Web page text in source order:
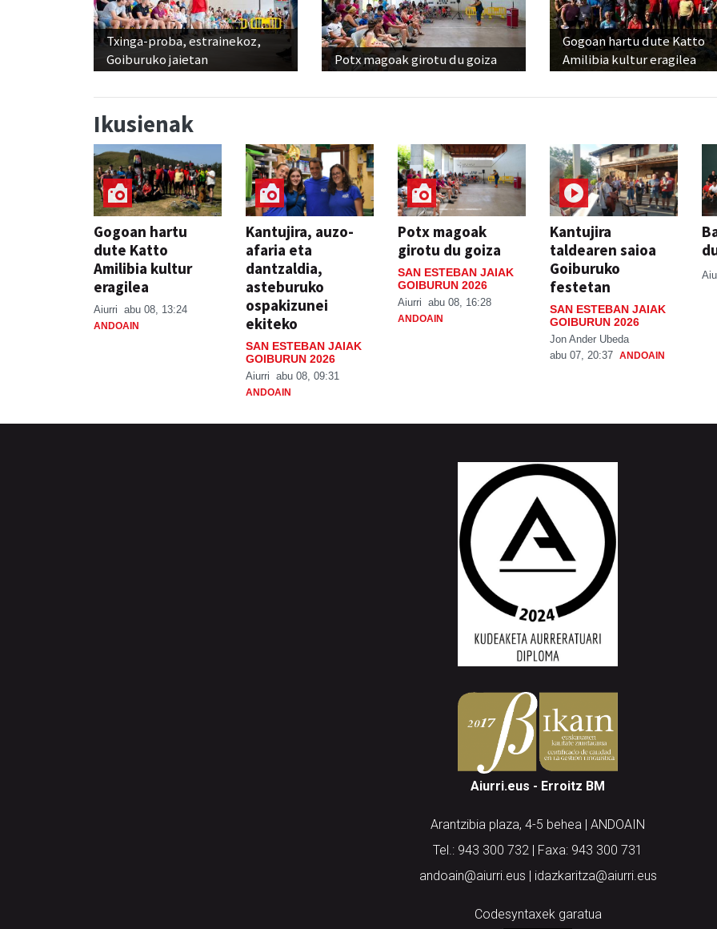
Txinga-proba, estrainekoz,
Goiburuko jaietan
Potx magoak girotu du goiza
Gogoan hartu dute Katto
Amilibia kultur eragilea
Ikusienak
Gogoan hartu
dute Katto
Amilibia kultur
eragilea
Aiurri abu 08, 13:24
ANDOAIN
Kantujira, auzo-
afaria eta
dantzaldia,
asteburuko
ospakizunei
ekiteko
SAN ESTEBAN JAIAK
GOIBURUN 2026
Aiurri abu 08, 09:31
ANDOAIN
Potx magoak
girotu du goiza
SAN ESTEBAN JAIAK
GOIBURUN 2026
Aiurri abu 08, 16:28
ANDOAIN
Kantujira
taldearen saioa
Goiburuko
festetan
SAN ESTEBAN JAIAK
GOIBURUN 2026
Jon Ander Ubeda
abu 07, 20:37 ANDOAIN
Aiurri.eus - Erroitz BM
Arantzibia plaza, 4-5 behea | ANDOAIN
Tel.: 943 300 732 | Faxa: 943 300 731
andoain@aiurri.eus | idazkaritza@aiurri.eus
Codesyntaxek garatua